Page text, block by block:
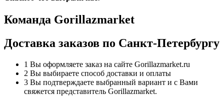
Команда Gorillazmarket
Доставка заказов по Санкт-Петербургу
1 Вы оформляете заказ на сайте Gorillazmarket.ru
2 Вы выбираете способ доставки и оплаты
3 Вы подтверждаете выбранный вариант и с Вами
свяжется представитель Gorillazmarket.